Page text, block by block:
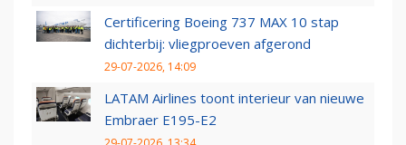
Certificering Boeing 737 MAX 10 stap
dichterbij: vliegproeven afgerond
29-07-2026, 14:09
LATAM Airlines toont interieur van nieuwe
Embraer E195-E2